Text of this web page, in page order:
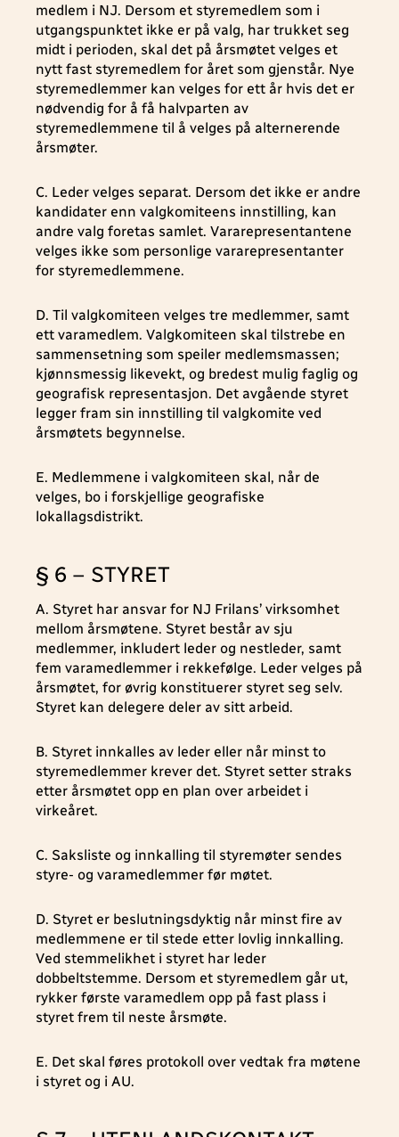
medlem i NJ. Dersom et styremedlem som i
utgangspunktet ikke er på valg, har trukket seg
midt i perioden, skal det på årsmøtet velges et
nytt fast styremedlem for året som gjenstår. Nye
styremedlemmer kan velges for ett år hvis det er
nødvendig for å få halvparten av
styremedlemmene til å velges på alternerende
årsmøter.
C. Leder velges separat. Dersom det ikke er andre
kandidater enn valgkomiteens innstilling, kan
andre valg foretas samlet. Vararepresentantene
velges ikke som personlige vararepresentanter
for styremedlemmene.
D. Til valgkomiteen velges tre medlemmer, samt
ett varamedlem. Valgkomiteen skal tilstrebe en
sammensetning som speiler medlemsmassen;
kjønnsmessig likevekt, og bredest mulig faglig og
geografisk representasjon. Det avgående styret
legger fram sin innstilling til valgkomite ved
årsmøtets begynnelse.
E. Medlemmene i valgkomiteen skal, når de
velges, bo i forskjellige geografiske
lokallagsdistrikt.
§ 6 – STYRET
A. Styret har ansvar for NJ Frilans’ virksomhet
mellom årsmøtene. Styret består av sju
medlemmer, inkludert leder og nestleder, samt
fem varamedlemmer i rekkefølge. Leder velges på
årsmøtet, for øvrig konstituerer styret seg selv.
Styret kan delegere deler av sitt arbeid.
B. Styret innkalles av leder eller når minst to
styremedlemmer krever det. Styret setter straks
etter årsmøtet opp en plan over arbeidet i
virkeåret.
C. Saksliste og innkalling til styremøter sendes
styre- og varamedlemmer før møtet.
D. Styret er beslutningsdyktig når minst fire av
medlemmene er til stede etter lovlig innkalling.
Ved stemmelikhet i styret har leder
dobbeltstemme. Dersom et styremedlem går ut,
rykker første varamedlem opp på fast plass i
styret frem til neste årsmøte.
E. Det skal føres protokoll over vedtak fra møtene
i styret og i AU.